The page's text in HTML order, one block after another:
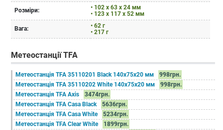
Розміри:
• 102 x 63 x 24 мм
• 123 x 117 x 52 мм
Вага:
• 62 г
• 217 г
Метеостанції TFA
Метеостанція TFA 35110201 Black 140х75х20 мм
998грн.
Метеостанція TFA 35110202 White 140х75х20 мм
998грн.
Метеостанція TFA Axis
3474грн.
Метеостанція TFA Casa Black
5636грн.
Метеостанція TFA Casa White
5234грн.
Метеостанція TFA Clear White
1899грн.